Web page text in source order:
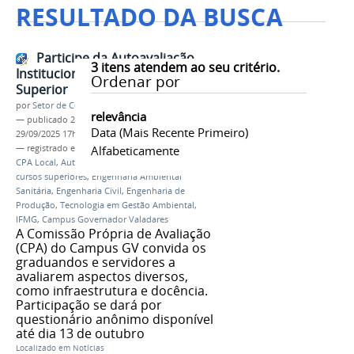
RESULTADO DA BUSCA
3itens atendem ao seu critério.
Ordenar por
relevância
Data (mais Recente Primeiro)
Alfabeticamente
Participe da Autoavaliação
Institucional 2025 - Ensino
Superior
porSetor de Comunicação
— publicado 29/09/2025—última modificação
29/09/2025 17h50
— registrado em:
Comissão Própria de Avaliação
CPA Local, Autoavaliação
cursos superiores, Engenharia Ambiental
Sanitária, Engenharia Civil, Engenharia de
Produção, Tecnologia em Gestão Ambiental,
IFMG, Campus Governador Valadares
A Comissão Própria de Avaliação
(CPA) do Campus GV convida os
graduandos e servidores a
avaliarem aspectos diversos,
como infraestrutura e docência.
Participação se dará por
questionário anônimo disponível
até dia 13 de outubro
Localizado em Notícias